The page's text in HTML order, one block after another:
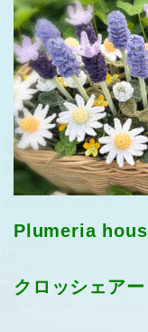
Plumeria
クロッシェア